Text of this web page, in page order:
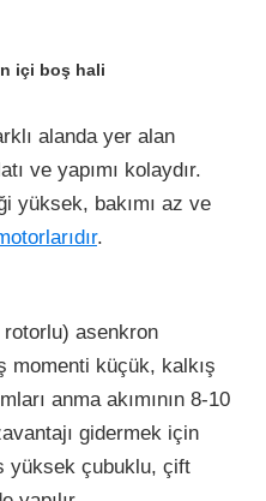
içi boş hali
alanda yer alan
ve yapımı kolaydır.
yüksek, bakımı az ve
.
asenkron
momenti küçük, kalkış
anma akımının 8-10
gidermek için
yüksek çubuklu, çift